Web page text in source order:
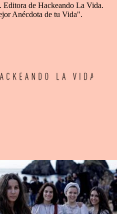
Editora de Hackeando La Vida.
Anécdota de tu Vida".